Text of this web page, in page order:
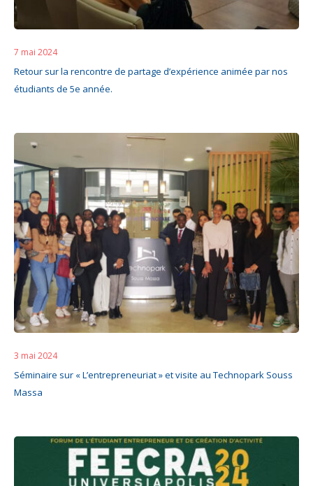
7 mai 2024
Retour sur la rencontre de partage d’expérience animée par nos
étudiants de 5e année.
3 mai 2024
Séminaire sur « L’entrepreneuriat » et visite au Technopark Souss
Massa